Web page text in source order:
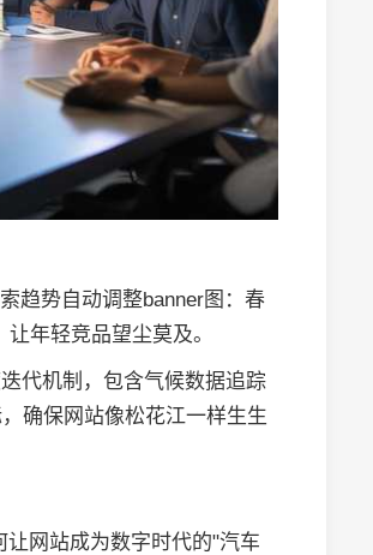
趋势自动调整banner图：春
年轻竞品望尘莫及。
代机制，包含气候数据追踪
确保网站像松花江一样生生
网站成为数字时代的"汽车